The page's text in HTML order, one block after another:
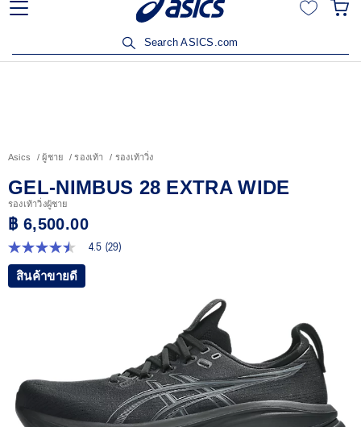
ค้าครบ 3,500
เข้าร่วม OneASICS™ เพื่อสะสมคะแนน แ
Search ASICS.com
Asics ผู้ชาย รองเท้า รองเท้าวิ่ง
GEL-NIMBUS 28 EXTRA WIDE
รองเท้าวิ่งผู้ชาย
฿ 6,500.00
4.5
จาก
ดาว
ลิงก์
หน้า
เดียวกัน
4.5 (29)
สินค้าขายดี